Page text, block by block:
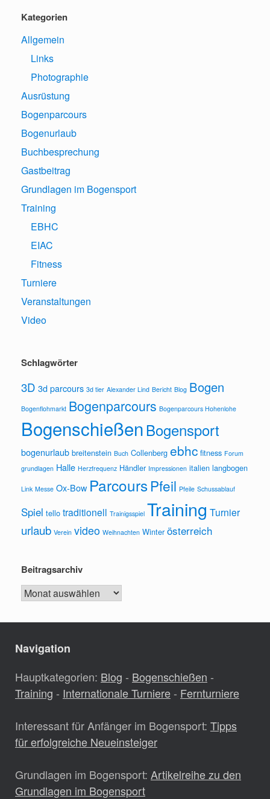
Kategorien
Allgemein
Links
Photographie
Ausrüstung
Bogenparcours
Bogenurlaub
Buchbesprechung
Gastbeitrag
Grundlagen im Bogensport
Training
EBHC
EIAC
Fitness
Turniere
Veranstaltungen
Video
Schlagwörter
3D 3d parcours 3d tier Alexander Lind Bericht Blog Bogen
Bogenflohmarkt Bogenparcours Bogenparcours Hohenlohe
BogenschießenBogensport
bogenurlaub breitenstein Buch Collenberg ebhc fitness Forum
grundlagen Halle Herzfrequenz Händler Impressionen italien langbogen
Link Messe Ox-Bow Parcours Pfeil Pfeile Schussablauf
Spiel tello traditionell Trainigsspiel Training Turnier
urlaub Verein video Weihnachten Winter österreich
Beitragsarchiv
Beitragsarchiv
Navigation
Hauptkategorien: Blog - Bogenschießen -
Training - Internationale Turniere - Fernturniere
Interessant für Anfänger im Bogensport: Tipps
für erfolgreiche Neueinsteiger
Grundlagen im Bogensport: Artikelreihe zu den
Grundlagen im Bogensport